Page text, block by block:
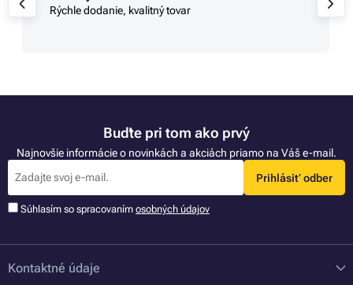
Rýchle dodanie, kvalitný tovar
Buďte pri tom ako prvý
Najnovšie informácie o novinkách a akciách priamo na Váš e-mail.
Prihlásiť odber
Súhlasím so spracovaním osobných údajov
Kontaktné údaje